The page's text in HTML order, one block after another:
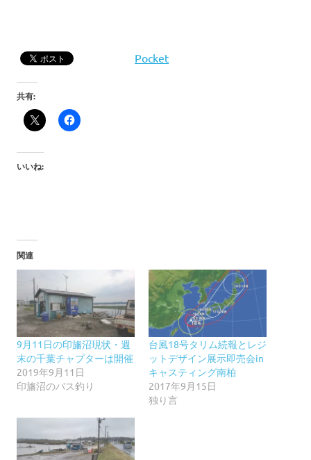
Pocket
共有:
いいね:
関連
9月11日の印旛沼現状・週
末の千葉チャプターは開催
2019年9月11日
印旛沼のバス釣り
台風18号タリム続報とレジ
ットデザイン展示即売会in
キャスティング南柏
2017年9月15日
独り言